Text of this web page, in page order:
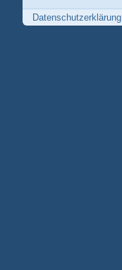
Datenschutzerklärung